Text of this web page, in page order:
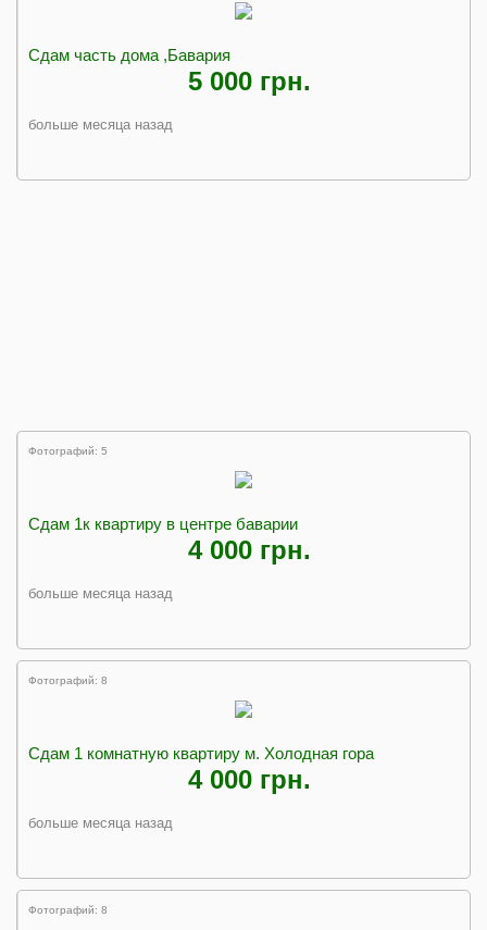
Сдам часть дома ,Бавария
5 000 грн.
больше месяца назад
Фотографий: 5
Сдам 1к квартиру в центре баварии
4 000 грн.
больше месяца назад
Фотографий: 8
Сдам 1 комнатную квартиру м. Холодная гора
4 000 грн.
больше месяца назад
Фотографий: 8